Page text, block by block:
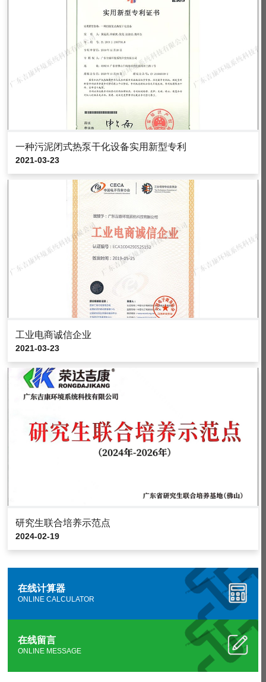
一种污泥闭式热泵干化设备实用新型专利
2021-03-23
工业电商诚信企业
2021-03-23
研究生联合培养示范点
2024-02-19
在线计算器
ONLINE CALCULATOR
在线留言
ONLINE MESSAGE